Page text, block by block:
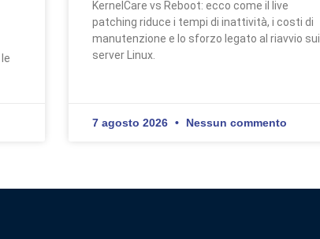
KernelCare vs Reboot: ecco come il live
patching riduce i tempi di inattività, i costi di
manutenzione e lo sforzo legato al riavvio sui
server Linux.
7 agosto 2026 Nessun commento